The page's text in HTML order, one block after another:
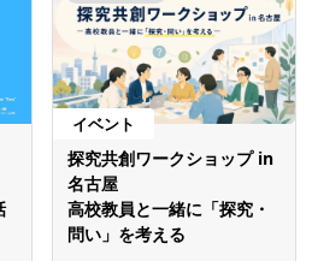
イベント
探究共創ワークショップ in
名古屋
高校教員と一緒に「探究・
問い」を考える